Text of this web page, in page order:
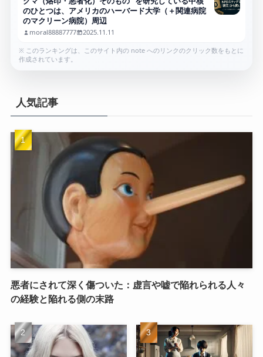
のひとつは、アメリカのハーバード大学（＋関連病院
のマクリーン病院）周辺
moral88887777 2025.11.11
※ このランキングは、このサイト内の note へのリンクのクリック数をもとに
作成されています。
人気記事
悪者にされて深く傷ついた：虚言や嘘で陥れられる人々
の経験と陥れる側の末路